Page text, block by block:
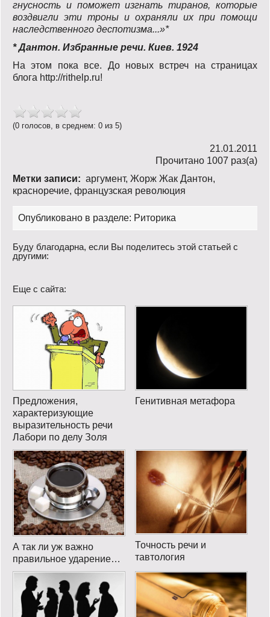
гнусность и поможет изгнать тиранов, которые
воздвигли эти троны и охраняли их при помощи
наследственного деспотизма...»*
* Дантон. Избранные речи. Киев. 1924
На этом пока все. До новых встреч на страницах
блога http://rithelp.ru!
(0 голосов, в среднем: 0 из 5)
21.01.2011
Прочитано 1007 раз(a)
Метки записи: аргумент, Жорж Жак Дантон,
красноречие, французская революция
Опубликовано в разделе: Риторика
Буду благодарна, если Вы поделитесь этой статьей с
другими:
Еще с сайта:
Предложения,
характеризующие
выразительность речи
Лабори по делу Золя
Генитивная метафора
А так ли уж важно
правильное ударение…
Точность речи и
тавтология